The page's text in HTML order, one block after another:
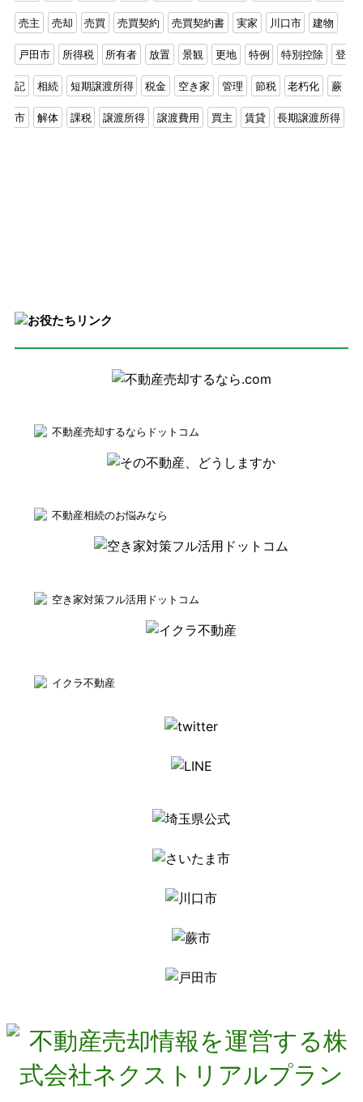
売主 売却 売買 売買契約 売買契約書 実家 川口市 建物
戸田市 所得税 所有者 放置 景観 更地 特例 特別控除 登
記 相続 短期譲渡所得 税金 空き家 管理 節税 老朽化 蕨
市 解体 課税 譲渡所得 譲渡費用 買主 賃貸 長期譲渡所得
不動産売却するならドットコム
不動産相続のお悩みなら
空き家対策フル活用ドットコム
イクラ不動産